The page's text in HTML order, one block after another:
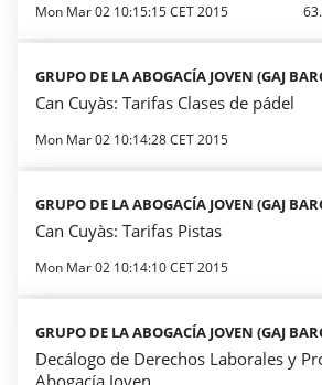
Mon Mar 02 10:15:15 CET 2015
GRUPO DE LA ABOGACÍA JOVEN (GAJ
Can Cuyàs: Tarifas Clases de pádel
Mon Mar 02 10:14:28 CET 2015
GRUPO DE LA ABOGACÍA JOVEN (GAJ
Can Cuyàs: Tarifas Pistas
Mon Mar 02 10:14:10 CET 2015
GRUPO DE LA ABOGACÍA JOVEN (GAJ
Decálogo de Derechos Laborales y
Abogacía Joven